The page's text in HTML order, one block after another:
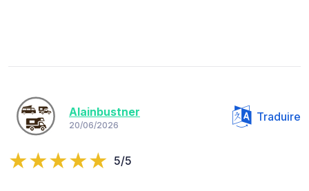
Alainbustner
20/06/2026
Traduire
5/5